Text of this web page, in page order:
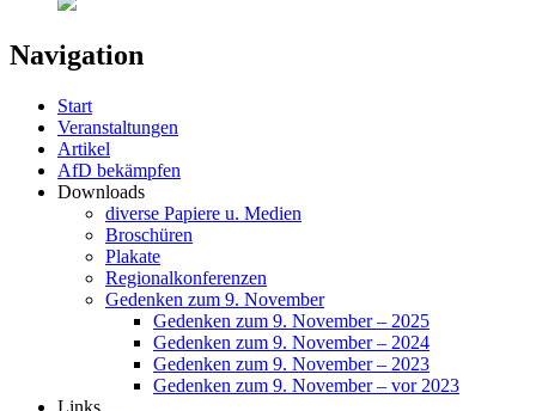
Navigation
Start
Veranstaltungen
Artikel
AfD bekämpfen
Downloads
diverse Papiere u. Medien
Broschüren
Plakate
Regionalkonferenzen
Gedenken zum 9. November
Gedenken zum 9. November – 2025
Gedenken zum 9. November – 2024
Gedenken zum 9. November – 2023
Gedenken zum 9. November – vor 2023
Links